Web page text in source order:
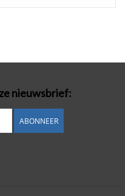
nieuwsbrief:
ABONNEER